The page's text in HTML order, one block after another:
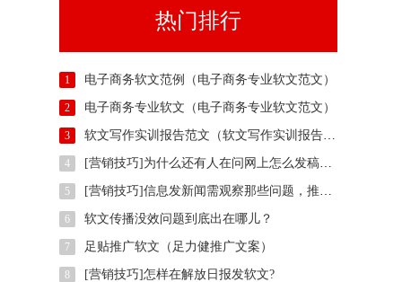
热门排行
1 电子商务软文范例（电子商务专业软文范文）
2 电子商务专业软文（电子商务专业软文范文）
3 软文写作实训报告范文（软文写作实训报告范例）
4 [营销技巧]为什么还有人在问网上怎么发稿？用智慧软文
5 [营销技巧]信息发新闻需观察那些问题，推广方法有那些？
6 软文传播没效问题到底出在哪儿？
7 足贴推广软文（足力健推广文案）
8 [营销技巧]怎样在解放日报发软文?